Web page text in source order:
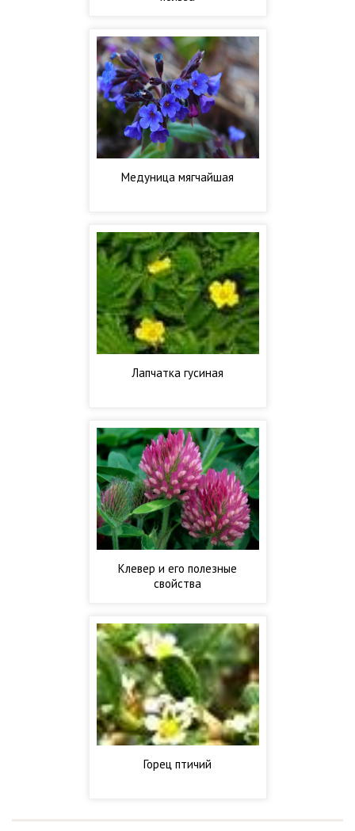
Медуница мягчайшая
Лапчатка гусиная
Клевер и его полезные
свойства
Горец птичий